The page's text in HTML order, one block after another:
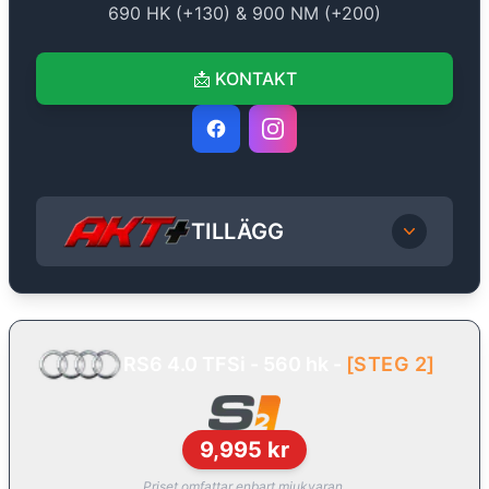
690 HK (+130) & 900 NM (+200)
📩 KONTAKT
TILLÄGG
[STEG 2]
9,995 kr